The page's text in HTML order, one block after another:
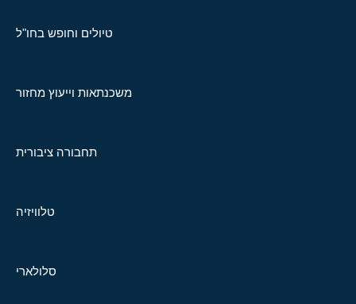
טיולים וחופש בחו"ל
משכנתאות וייעוץ מחזור
תחבורה ציבורית
טלוויזיה
סלולארי